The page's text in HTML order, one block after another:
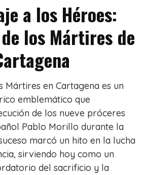
a los Héroes:
los Mártires de
Mártires en Cartagena es un
emblemático que
de los nueve próceres
Pablo Morillo durante la
marcó un hito en la lucha
sirviendo hoy como un
del sacrificio y la